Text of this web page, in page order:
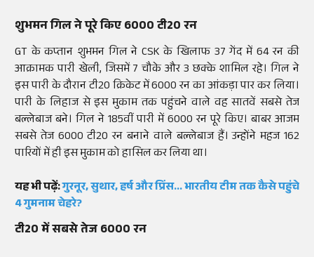
शुभमन गिल ने पूरे किए 6000 टी20 रन
GT के कप्तान शुभमन गिल ने CSK के खिलाफ 37 गेंद में 64 रन की
आक्रामक पारी खेली, जिसमें 7 चौके और 3 छक्के शामिल रहे। गिल ने
इस पारी के दौरान टी20 क्रिकेट में 6000 रन का आंकड़ा पार कर लिया।
पारी के लिहाज से इस मुकाम तक पहुंचने वाले वह सातवें सबसे तेज
बल्लेबाज बने। गिल ने 185वीं पारी में 6000 रन पूरे किए। बाबर आजम
सबसे तेज 6000 टी20 रन बनाने वाले बल्लेबाज हैं। उन्होंने महज 162
पारियों में ही इस मुकाम को हासिल कर लिया था।
यह भी पढ़ें:गुरनूर, सुथार, हर्ष और प्रिंस... भारतीय टीम तक कैसे पहुंचे
4 गुमनाम चेहरे?
टी20 में सबसे तेज 6000 रन